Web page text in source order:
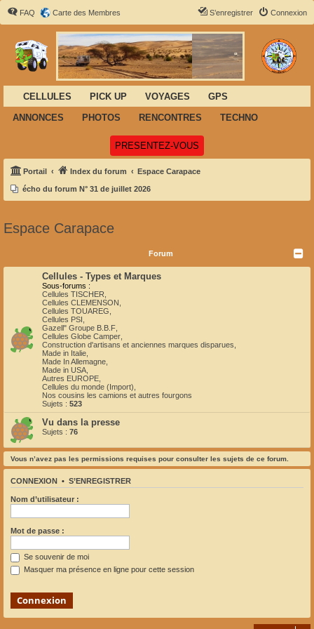
FAQ Carte des Membres Connexion
S’enregistrer
CELLULES PICK UP VOYAGES
GPS
ANNONCES
PHOTOS RENCONTRES TECHNO
PRESENTEZ-VOUS
Portail Index du forum Espace Carapace
écho du forum N° 31 de juillet 2026
Espace Carapace
Forum
Cellules - Types et Marques
Sous-forums :
Cellules TISCHER
Cellules CLEMENSON
Cellules TOUAREG
Cellules PSI
Gazell" Groupe B.B.F
Cellules Globe Camper
Construction d'artisans et anciennes marques disparues
Made in Italie
Made In Allemagne
Made in USA
Autres EUROPE
Cellules du monde (Import)
Nos cousins les camions et autres fourgons
Sujets : 523
Vu dans la presse
Sujets : 76
Vous n’avez pas les permissions requises pour consulter les sujets de ce forum.
CONNEXION • S’ENREGISTRER
Nom d’utilisateur :
Mot de passe :
Se souvenir de moi
Masquer ma présence en ligne pour cette session